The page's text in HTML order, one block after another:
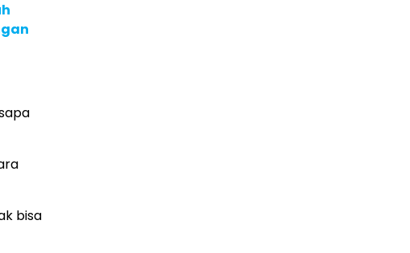
bisa